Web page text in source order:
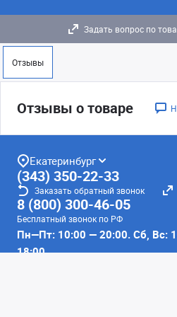
Задать вопрос по
Отзывы
Отзывы о товаре
Екатеринбург
(343) 350-22-33
Заказать обратный звонок
8 (800) 300-46-05
Бесплатный звонок по РФ
Пн—Пт: 10:00 — 20:00. Сб, Вс:
18:00